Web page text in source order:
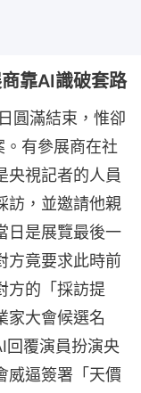
靠AI識破套路
圓滿結束，惟卻
有參展商在社
央視記者的人員
訪，並邀請他親
日是展覽最後一
方竟要求此時前
方的「採訪提
家大會候選名
回覆演員扮演央
威逼簽署「天價